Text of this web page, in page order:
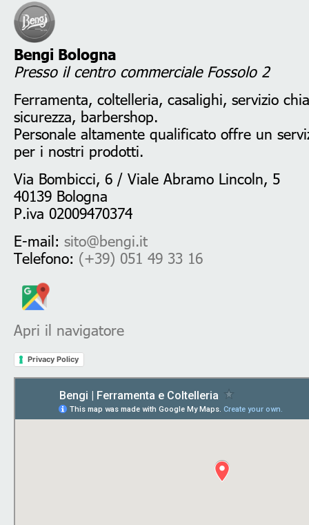
Bengi Bologna
Presso il centro commerciale Fossolo 2
Ferramenta, coltelleria, casalighi, servizio
sicurezza, barbershop.
Personale altamente qualificato offre un
per i nostri prodotti.
Via Bombicci, 6 / Viale Abramo Lincoln, 5
40139 Bologna
P.iva 02009470374
E-mail: sito@bengi.it
Telefono: (+39) 051 49 33 16
Apri il navigatore
Privacy Policy